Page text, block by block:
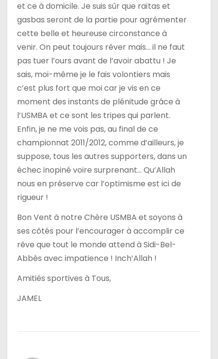
et ce à domicile. Je suis sûr que raïtas et
gasbas seront de la partie pour agrémenter
cette belle et heureuse circonstance à
venir. On peut toujours rêver mais… il ne faut
pas tuer l’ours avant de l’avoir abattu ! Je
sais, moi-même je le fais volontiers mais
c’est plus fort que moi car je vis en ce
moment des instants de plénitude grâce à
l’USMBA et ce sont les tripes qui parlent.
Enfin, je ne me vois pas, au final de ce
championnat 2011/2012, comme d’ailleurs, je
suppose, tous les autres supporters, dans un
échec inopiné voire surprenant… Qu’Allah
nous en préserve car l’optimisme est ici de
rigueur !
Bon Vent à notre Chère USMBA et soyons à
ses côtés pour l’encourager à accomplir ce
rêve que tout le monde attend à Sidi-Bel-
Abbès avec impatience ! Inch’Allah !
Amitiés sportives à Tous,
JAMEL